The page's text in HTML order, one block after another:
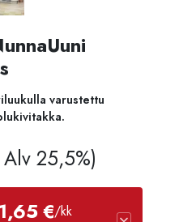
varustettu
25,5%)
€/kk